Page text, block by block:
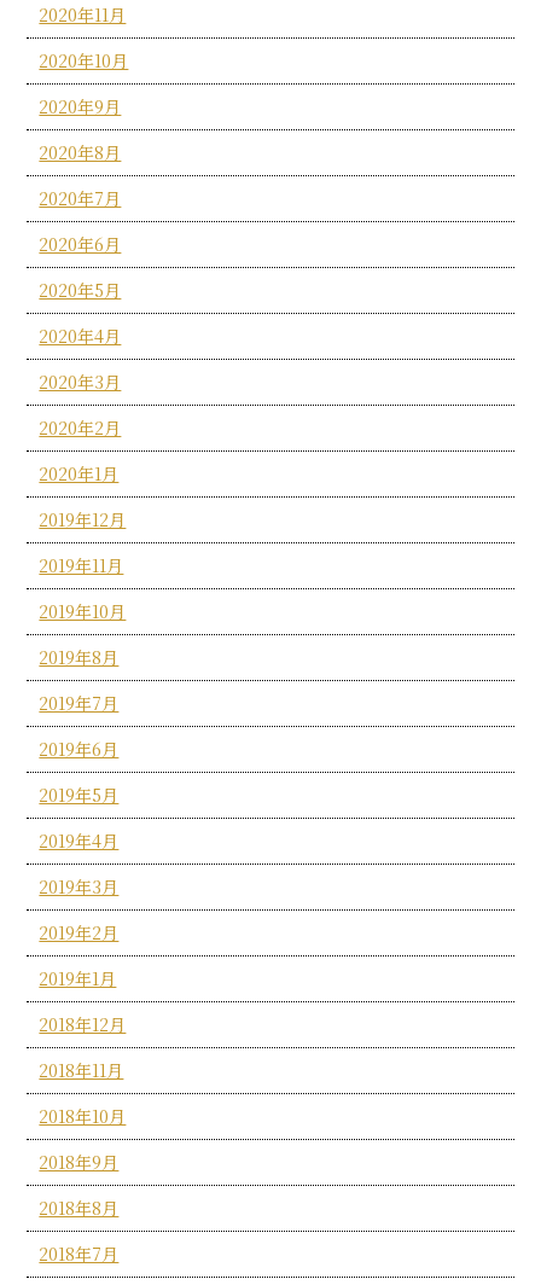
2020年11月
2020年10月
2020年9月
2020年8月
2020年7月
2020年6月
2020年5月
2020年4月
2020年3月
2020年2月
2020年1月
2019年12月
2019年11月
2019年10月
2019年8月
2019年7月
2019年6月
2019年5月
2019年4月
2019年3月
2019年2月
2019年1月
2018年12月
2018年11月
2018年10月
2018年9月
2018年8月
2018年7月